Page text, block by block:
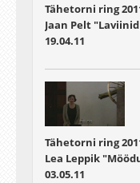
Tähetorni ring
Jaan Pelt
19.04.11
Tähetorni ring
Lea Leppik
03.05.11